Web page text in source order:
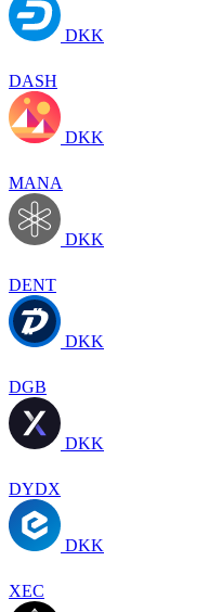
DKK
DASH
DKK
MANA
DKK
DENT
DKK
DGB
DKK
DYDX
DKK
XEC